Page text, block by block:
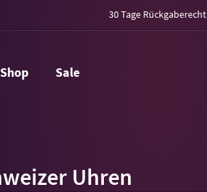
30 Tage Rückgaberecht
Shop Sale
Uhren